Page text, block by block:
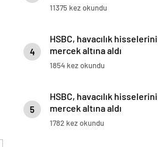
11375 kez okundu
4
HSBC, havacılık hisselerini
mercek altına aldı
1854 kez okundu
5
HSBC, havacılık hisselerini
mercek altına aldı
1782 kez okundu